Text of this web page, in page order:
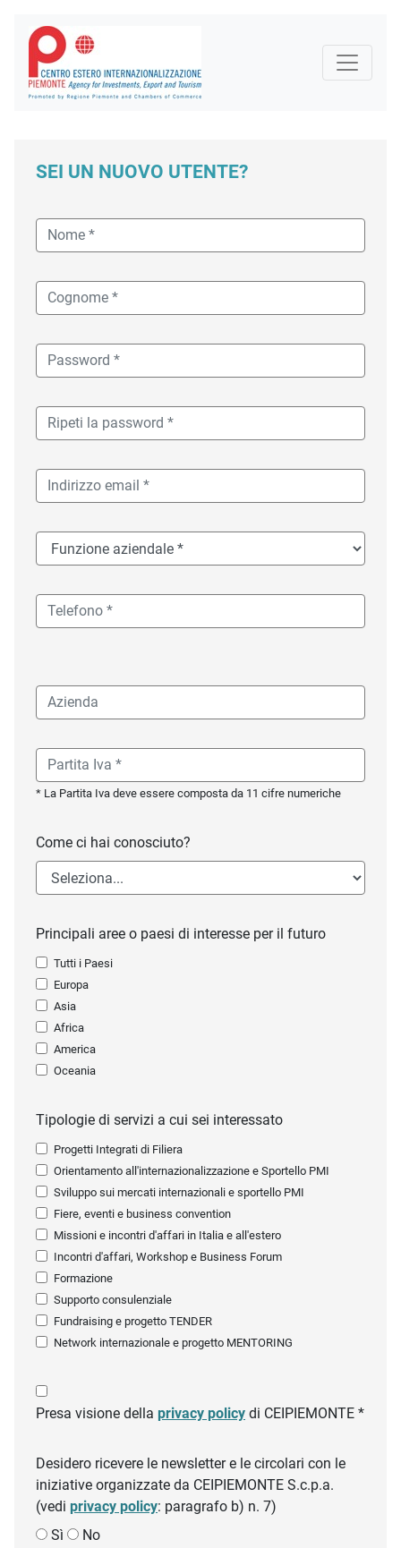
SEI UN NUOVO UTENTE?
* La Partita Iva deve essere composta da 11 cifre numeriche
Come ci hai conosciuto?
Principali aree o paesi di interesse per il futuro
Tutti i Paesi
Europa
Asia
Africa
America
Oceania
Tipologie di servizi a cui sei interessato
Progetti Integrati di Filiera
Orientamento all'internazionalizzazione e Sportello PMI
Sviluppo sui mercati internazionali e sportello PMI
Fiere, eventi e business convention
Missioni e incontri d'affari in Italia e all'estero
Incontri d'affari, Workshop e Business Forum
Formazione
Supporto consulenziale
Fundraising e progetto TENDER
Network internazionale e progetto MENTORING
Presa visione della privacy policy di CEIPIEMONTE *
Desidero ricevere le newsletter e le circolari con le
iniziative organizzate da CEIPIEMONTE S.c.p.a.
(vedi privacy policy: paragrafo b) n. 7)
Sì
No